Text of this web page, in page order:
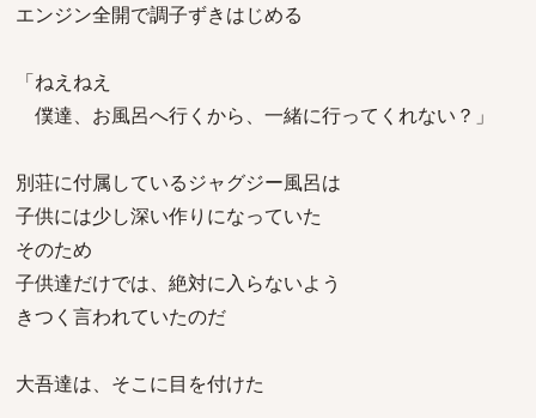
エンジン全開で調子ずきはじめる
「ねえねえ
僕達、お風呂へ行くから、一緒に行ってくれない？」
別荘に付属しているジャグジー風呂は
子供には少し深い作りになっていた
そのため
子供達だけでは、絶対に入らないよう
きつく言われていたのだ
大吾達は、そこに目を付けた